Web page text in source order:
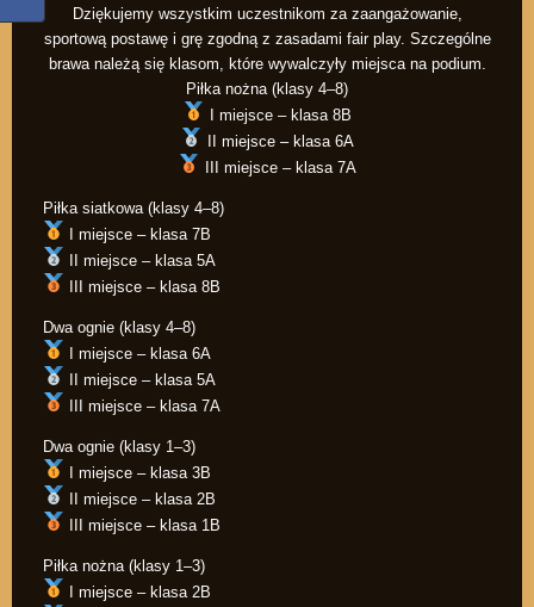
Dziękujemy wszystkim uczestnikom za zaangażowanie,
sportową postawę i grę zgodną z zasadami fair play. Szczególne
brawa należą się klasom, które wywalczyły miejsca na podium.
Piłka nożna (klasy 4–8)
I miejsce – klasa 8B
II miejsce – klasa 6A
III miejsce – klasa 7A
Piłka siatkowa (klasy 4–8)
I miejsce – klasa 7B
II miejsce – klasa 5A
III miejsce – klasa 8B
Dwa ognie (klasy 4–8)
I miejsce – klasa 6A
II miejsce – klasa 5A
III miejsce – klasa 7A
Dwa ognie (klasy 1–3)
I miejsce – klasa 3B
II miejsce – klasa 2B
III miejsce – klasa 1B
Piłka nożna (klasy 1–3)
I miejsce – klasa 2B